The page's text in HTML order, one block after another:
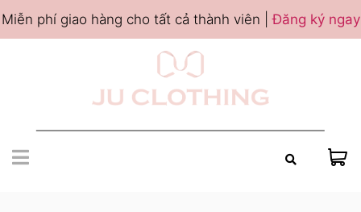
Miễn phí giao hàng cho tất cả thành viên |Đăng ký ngay